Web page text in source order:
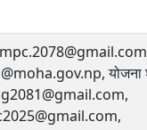
योजना